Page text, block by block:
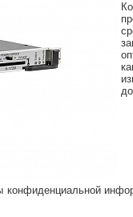
конфиденциальной